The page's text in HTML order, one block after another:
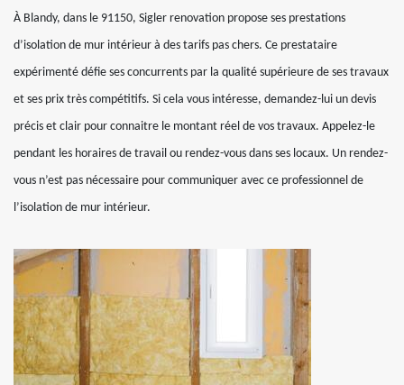
À Blandy, dans le 91150, Sigler renovation propose ses prestations
d’isolation de mur intérieur à des tarifs pas chers. Ce prestataire
expérimenté défie ses concurrents par la qualité supérieure de ses travaux
et ses prix très compétitifs. Si cela vous intéresse, demandez-lui un devis
précis et clair pour connaitre le montant réel de vos travaux. Appelez-le
pendant les horaires de travail ou rendez-vous dans ses locaux. Un rendez-
vous n’est pas nécessaire pour communiquer avec ce professionnel de
l’isolation de mur intérieur.